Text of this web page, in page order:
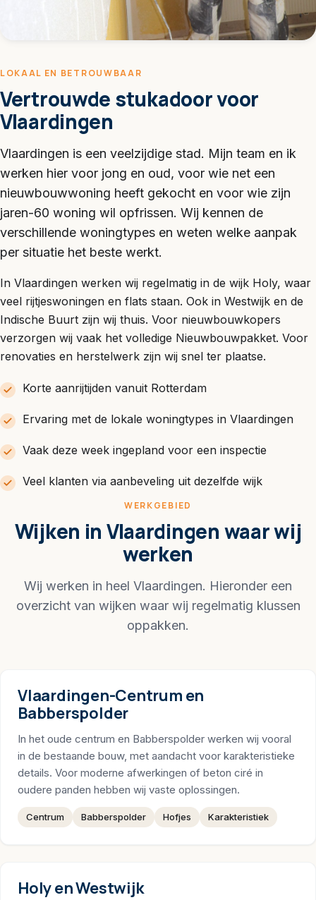
LOKAAL EN BETROUWBAAR
Vertrouwde stukadoor voor
Vlaardingen
Vlaardingen is een veelzijdige stad. Mijn team en ik
werken hier voor jong en oud, voor wie net een
nieuwbouwwoning heeft gekocht en voor wie zijn
jaren-60 woning wil opfrissen. Wij kennen de
verschillende woningtypes en weten welke aanpak
per situatie het beste werkt.
In Vlaardingen werken wij regelmatig in de wijk Holy, waar
veel rijtjeswoningen en flats staan. Ook in Westwijk en de
Indische Buurt zijn wij thuis. Voor nieuwbouwkopers
verzorgen wij vaak het volledige Nieuwbouwpakket. Voor
renovaties en herstelwerk zijn wij snel ter plaatse.
Korte aanrijtijden vanuit Rotterdam
Ervaring met de lokale woningtypes in Vlaardingen
Vaak deze week ingepland voor een inspectie
Veel klanten via aanbeveling uit dezelfde wijk
WERKGEBIED
Wijken in Vlaardingen waar wij
werken
Wij werken in heel Vlaardingen. Hieronder een
overzicht van wijken waar wij regelmatig klussen
oppakken.
Vlaardingen-Centrum en
Babberspolder
In het oude centrum en Babberspolder werken wij vooral
in de bestaande bouw, met aandacht voor karakteristieke
details. Voor moderne afwerkingen of beton ciré in
oudere panden hebben wij vaste oplossingen.
Centrum Babberspolder Hofjes Karakteristiek
Holy en Westwijk